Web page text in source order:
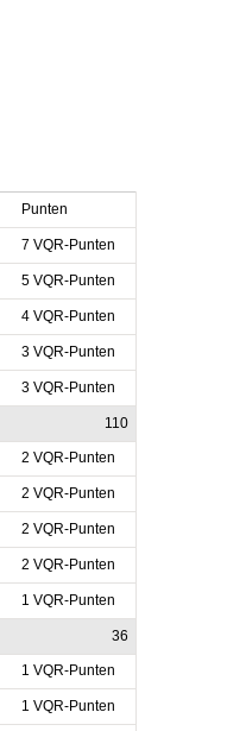
Punten
7 VQR-Punten
5 VQR-Punten
4 VQR-Punten
3 VQR-Punten
3 VQR-Punten
110
2 VQR-Punten
2 VQR-Punten
2 VQR-Punten
2 VQR-Punten
1 VQR-Punten
36
1 VQR-Punten
1 VQR-Punten